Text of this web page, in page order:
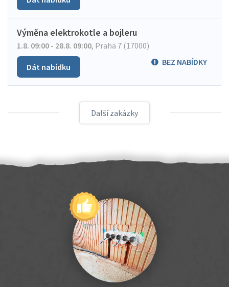
Výměna elektrokotle a bojleru
1.8. 09:00 - 28.8. 09:00, Praha 7 (17000)
BEZ NABÍDKY
Dát nabídku
Další zakázky